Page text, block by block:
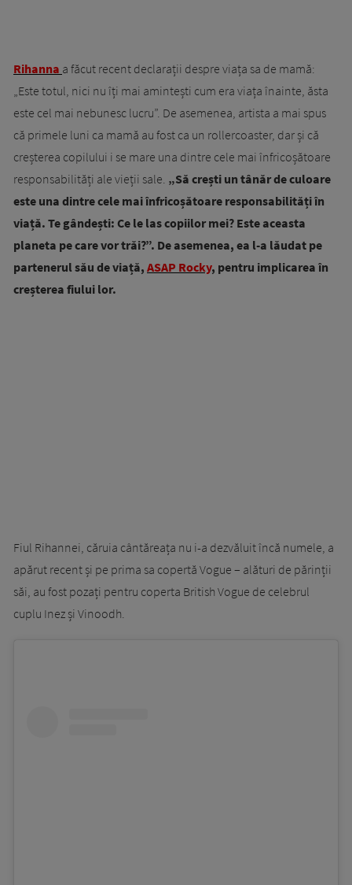
Rihanna a făcut recent declarații despre viața sa de mamă:
„Este totul, nici nu îți mai amintești cum era viața înainte, ăsta
este cel mai nebunesc lucru”. De asemenea, artista a mai spus
că primele luni ca mamă au fost ca un rollercoaster, dar și că
creșterea copilului i se mare una dintre cele mai înfricoșătoare
responsabilități ale vieții sale. „Să crești un tânăr de culoare
este una dintre cele mai înfricoșătoare responsabilități în
viață. Te gândești: Ce le las copiilor mei? Este aceasta
planeta pe care vor trăi?”. De asemenea, ea l-a lăudat pe
partenerul său de viață, ASAP Rocky, pentru implicarea în
creșterea fiului lor.
Fiul Rihannei, căruia cântăreața nu i-a dezvăluit încă numele, a
apărut recent și pe prima sa copertă Vogue – alături de părinții
săi, au fost pozați pentru coperta British Vogue de celebrul
cuplu Inez și Vinoodh.